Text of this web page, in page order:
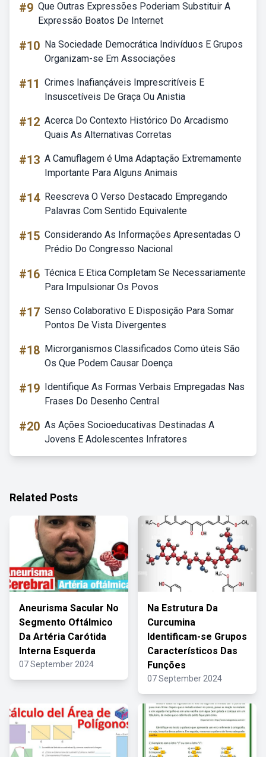
#9 Que Outras Expressões Poderiam Substituir A
Expressão Boatos De Internet
#10 Na Sociedade Democrática Indivíduos E Grupos
Organizam-se Em Associações
#11 Crimes Inafiançáveis Imprescritíveis E
Insuscetíveis De Graça Ou Anistia
#12 Acerca Do Contexto Histórico Do Arcadismo
Quais As Alternativas Corretas
#13 A Camuflagem é Uma Adaptação Extremamente
Importante Para Alguns Animais
#14 Reescreva O Verso Destacado Empregando
Palavras Com Sentido Equivalente
#15 Considerando As Informações Apresentadas O
Prédio Do Congresso Nacional
#16 Técnica E Etica Completam Se Necessariamente
Para Impulsionar Os Povos
#17 Senso Colaborativo E Disposição Para Somar
Pontos De Vista Divergentes
#18 Microrganismos Classificados Como úteis São
Os Que Podem Causar Doença
#19 Identifique As Formas Verbais Empregadas Nas
Frases Do Desenho Central
#20 As Ações Socioeducativas Destinadas A
Jovens E Adolescentes Infratores
Related Posts
Aneurisma Sacular No
Segmento Oftálmico
Da Artéria Carótida
Interna Esquerda
07 September 2024
Na Estrutura Da
Curcumina
Identificam-se Grupos
Característicos Das
Funções
07 September 2024